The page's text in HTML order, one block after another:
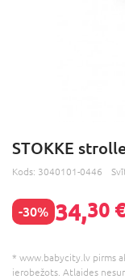
STOKKE
Kods: 3040101-0446
-30% 34,30 €
* www.babycity.lv pirms
ierobežots. Atlaides